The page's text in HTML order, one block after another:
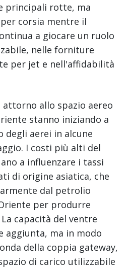
principali rotte, ma
corsia mentre il
a giocare un ruolo
nelle forniture
per jet e nell'affidabilità
allo spazio aereo
stanno iniziando a
degli aerei in alcune
I costi più alti del
a influenzare i tassi
di origine asiatica, che
dal petrolio
per produrre
capacità del ventre
aggiunta, ma in modo
della coppia gateway,
di carico utilizzabile